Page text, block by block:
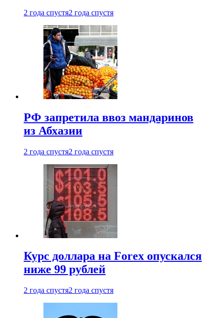
2 года спустя2 года спустя
РФ запретила ввоз мандаринов
из Абхазии
2 года спустя2 года спустя
Курс доллара на Forex опускался
ниже 99 рублей
2 года спустя2 года спустя